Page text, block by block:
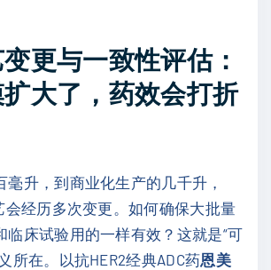
更与一致性评估：
大了，药效会打折
毫升，到商业化生产的几千升，
会经历多次变更。如何确保大批量
临床试验用的一样有效？这就是“可
所在。以抗HER2经典ADC药恩美